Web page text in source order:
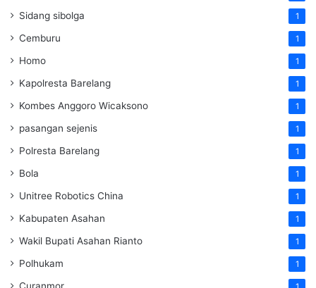
Sidang sibolga 1
Cemburu 1
Homo 1
Kapolresta Barelang 1
Kombes Anggoro Wicaksono 1
pasangan sejenis 1
Polresta Barelang 1
Bola 1
Unitree Robotics China 1
Kabupaten Asahan 1
Wakil Bupati Asahan Rianto 1
Polhukam 1